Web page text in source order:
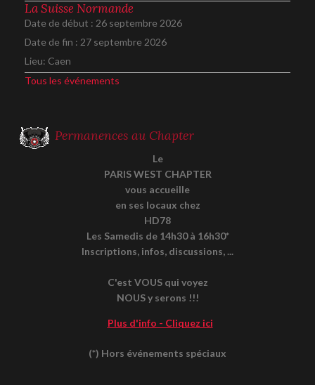
La Suisse Normande
Date de début : 26 septembre 2026
Date de fin : 27 septembre 2026
Lieu: Caen
Tous les événements
Permanences au Chapter
Le
PARIS WEST CHAPTER
vous accueille
en ses locaux chez
HD78
Les Samedis de 14h30 à 16h30*
Inscriptions, infos, discussions, ...
C'est VOUS qui voyez
NOUS y serons !!!
Plus d'info - Cliquez ici
(*) Hors événements spéciaux